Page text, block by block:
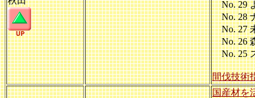
No. 29
No. 28
No. 27
No. 26
No. 25
間伐技術
国産材を